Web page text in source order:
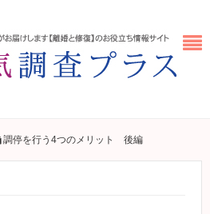
調停を行う4つのメリット 後編